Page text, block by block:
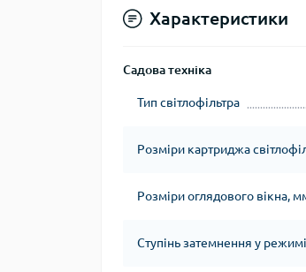
Характеристики
Садова техніка
Тип світлофільтра
Розміри картриджа
Розміри оглядового вікна,
Ступінь затемнення у